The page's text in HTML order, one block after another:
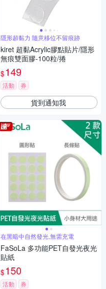
隱形超黏力 隨意移位不留痕跡
kiret 超黏Acrylic膠點貼片/隱形
無痕雙面膠-100粒/捲
$149
活動 券
貨到通知我
在黑暗中自然發光,無需充電
FaSoLa 多功能PET自發光夜光
貼紙
$150
活動 券